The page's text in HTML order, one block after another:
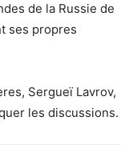
de la Russie de
ses propres
Sergueï Lavrov,
les discussions.